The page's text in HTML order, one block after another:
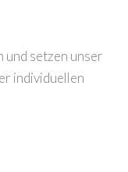
und setzen unser
individuellen